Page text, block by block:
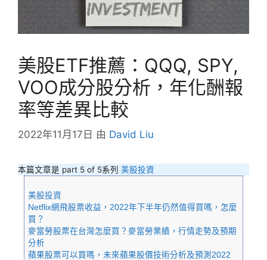
美股ETF推薦：QQQ, SPY,
VOO成分股分析，年化酬報
率等差異比較
2022年11月17日 由 David Liu
本篇文章是 part 5 of 5系列 美股投資
美股投資
Netflix網飛股票收益，2022年下半年仍然值得買嗎，怎麼
買？
麥當勞股票在台灣怎麼買？麥當勞業績，行情走勢及預期
分析
蘋果股票可以買嗎，未來蘋果股價技術分析及預測2022